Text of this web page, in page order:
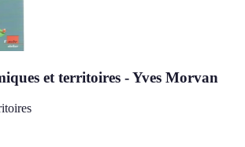
et territoires - Yves Morvan